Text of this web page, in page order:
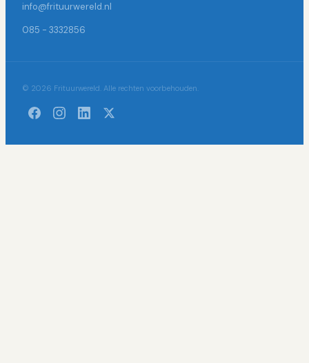
info@frituurwereld.nl
085 - 3332856
© 2026 Frituurwereld. Alle rechten voorbehouden.